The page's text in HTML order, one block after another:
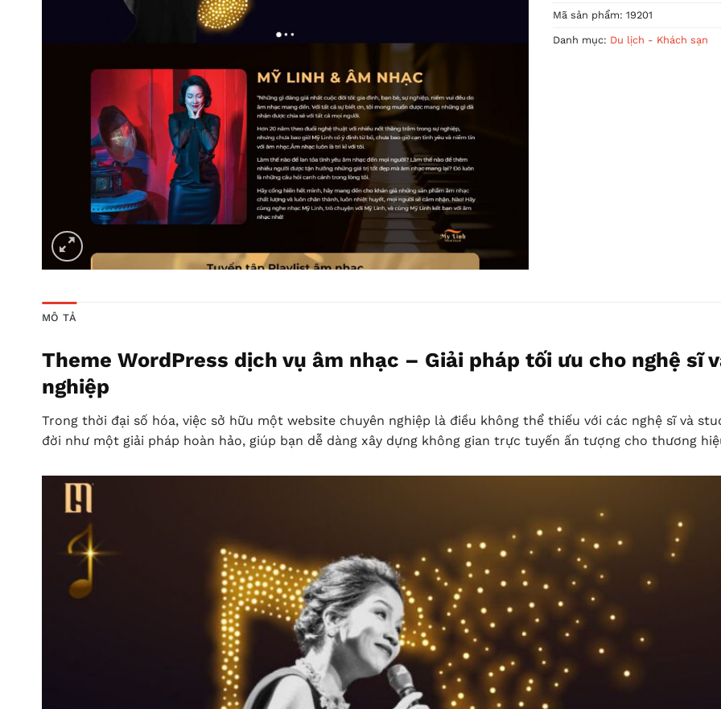
Mã sản phẩm: 19201
Danh mục: Du lịch - Khách sạn
MÔ TẢ
Theme WordPress dịch vụ âm nhạc – Giải pháp tối ưu cho nghệ sĩ
nghiệp
Trong thời đại số hóa, việc sở hữu một website chuyên nghiệp là điều không thể thiếu với các nghệ sĩ và
đời như một giải pháp hoàn hảo, giúp bạn dễ dàng xây dựng không gian trực tuyến ấn tượng cho thương